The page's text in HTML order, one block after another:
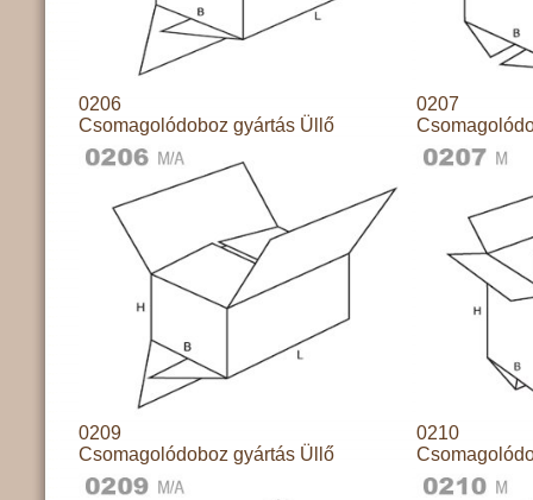
0206
Csomagolódoboz gyártás Üllő
0207
0209
Csomagolódoboz gyártás Üllő
0210